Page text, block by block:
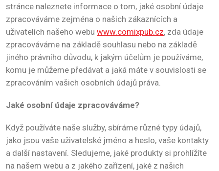
stránce naleznete informace o tom, jaké osobní údaje
zpracováváme zejména o našich zákaznících a
uživatelích našeho webu www.comixpub.cz, zda údaje
zpracováváme na základě souhlasu nebo na základě
jiného právního důvodu, k jakým účelům je používáme,
komu je můžeme předávat a jaká máte v souvislosti se
zpracováním vašich osobních údajů práva.
Jaké osobní údaje zpracováváme?
Když používáte naše služby, sbíráme různé typy údajů,
jako jsou vaše uživatelské jméno a heslo, vaše kontakty
a další nastavení. Sledujeme, jaké produkty si prohlížíte
na našem webu a z jakého zařízení, jaké z našich